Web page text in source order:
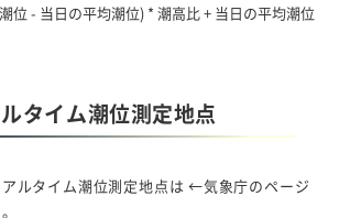
位 - 当日の平均潮位) * 潮高比 + 当日の平均潮位
タイム潮位測定地点
ルタイム潮位測定地点は ←気象庁のページ